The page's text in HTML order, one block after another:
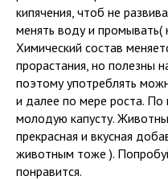
кипячения, чтоб не
менять воду и промывать(
Химический состав
прорастания, но полезны
поэтому употреблять
и далее по мере роста. По
молодую капусту.
прекрасная и вкусная
животным тоже ).
понравится.